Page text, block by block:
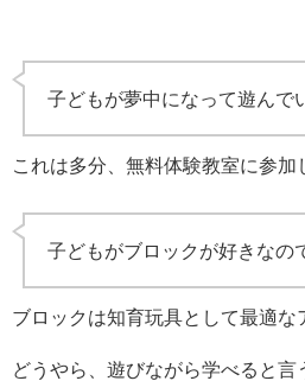
子どもが夢中になって遊んで
これは多分、無料体験教室に参加
子どもがブロックが好きなの
ブロックは知育玩具として最適な
どうやら、遊びながら学べると言